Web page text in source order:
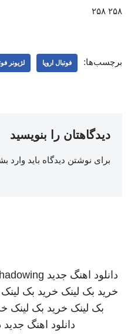
۲۵۸ ۲۵۸
برچسب‌ها: فوتبال اروپا لژیونر
دیدگاهتان را بنویسید
برای نوشتن دیدگاه باید وارد
دانلود اهنگ جدید
خرید بک لینک خرید بک لینک
بک لینک خرید بک لینک
دانلود اهنگ جدید